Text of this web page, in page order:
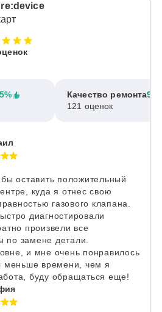
Качество ремонта
121 оценок
оставить положительный
куда я отнес свою
газового клапана.
диагностировали
произвели все
по замене детали.
и мне очень понравилось
меньше времени, чем я
буду обращаться еще!